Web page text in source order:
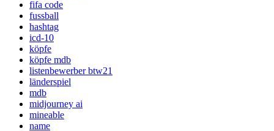
fifa code
fussball
hashtag
icd-10
köpfe
köpfe mdb
listenbewerber btw21
länderspiel
mdb
midjourney ai
mineable
name